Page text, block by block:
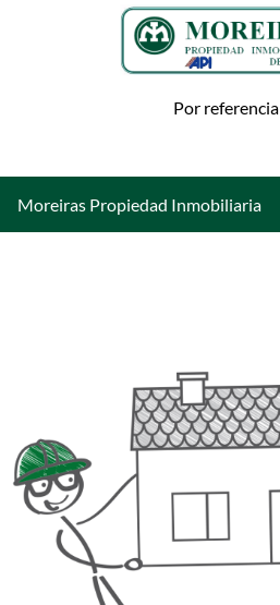
Por referencia
Moreiras Propiedad Inmobiliaria